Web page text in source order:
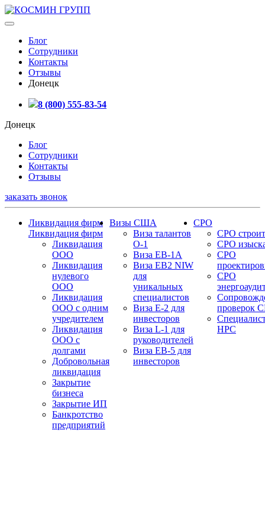
Блог
Сотрудники
Контакты
Отзывы
Донецк
8 (800) 555-83-54
Донецк
Блог
Сотрудники
Контакты
Отзывы
заказать звонок
Ликвидация фирм
Ликвидация фирм
Ликвидация
ООО
Ликвидация
нулевого
ООО
Ликвидация
ООО с одним
учредителем
Ликвидация
ООО с
долгами
Добровольная
ликвидация
Закрытие
бизнеса
Закрытие ИП
Банкротство
предприятий
Визы США
Виза талантов
О-1
Виза EB-1A
Виза EB2 NIW
для
уникальных
специалистов
Виза E-2 для
инвесторов
Виза L-1 для
руководителей
Виза EB-5 для
инвесторов
СРО
СРО
СРО
СРО
СРО
проверок
НРС